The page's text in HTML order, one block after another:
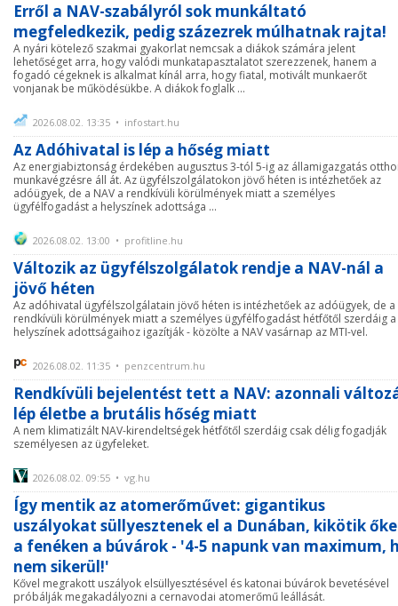
Erről a NAV-szabályról sok munkáltató
megfeledkezik, pedig százezrek múlhatnak rajta!
A nyári kötelező szakmai gyakorlat nemcsak a diákok számára jelent
lehetőséget arra, hogy valódi munkatapasztalatot szerezzenek, hanem a
fogadó cégeknek is alkalmat kínál arra, hogy fiatal, motivált munkaerőt
vonjanak be működésükbe. A diákok foglalk ...
2026.08.02. 13:35 • infostart.hu
Az Adóhivatal is lép a hőség miatt
Az energiabiztonság érdekében augusztus 3-tól 5-ig az államigazgatás
munkavégzésre áll át. Az ügyfélszolgálatokon jövő héten is intézhetőek az
adóügyek, de a NAV a rendkívüli körülmények miatt a személyes
ügyfélfogadást a helyszínek adottsága ...
2026.08.02. 13:00 • profitline.hu
Változik az ügyfélszolgálatok rendje a NAV-nál a
jövő héten
Az adóhivatal ügyfélszolgálatain jövő héten is intézhetőek az adóügyek, de a
rendkívüli körülmények miatt a személyes ügyfélfogadást hétfőtől szerdáig a
helyszínek adottságaihoz igazítják - közölte a NAV vasárnap az MTI-vel.
2026.08.02. 11:35 • penzcentrum.hu
Rendkívüli bejelentést tett a NAV: azonnali
lép életbe a brutális hőség miatt
A nem klimatizált NAV-kirendeltségek hétfőtől szerdáig csak délig fogadják
személyesen az ügyfeleket.
2026.08.02. 09:55 • vg.hu
Így mentik az atomerőművet: gigantikus
uszályokat süllyesztenek el a Dunában, kikötik
a fenéken a búvárok - '4-5 napunk van maximum,
nem sikerül!'
Kővel megrakott uszályok elsüllyesztésével és katonai búvárok bevetésével
próbálják megakadályozni a cernavodai atomerőmű leállását.